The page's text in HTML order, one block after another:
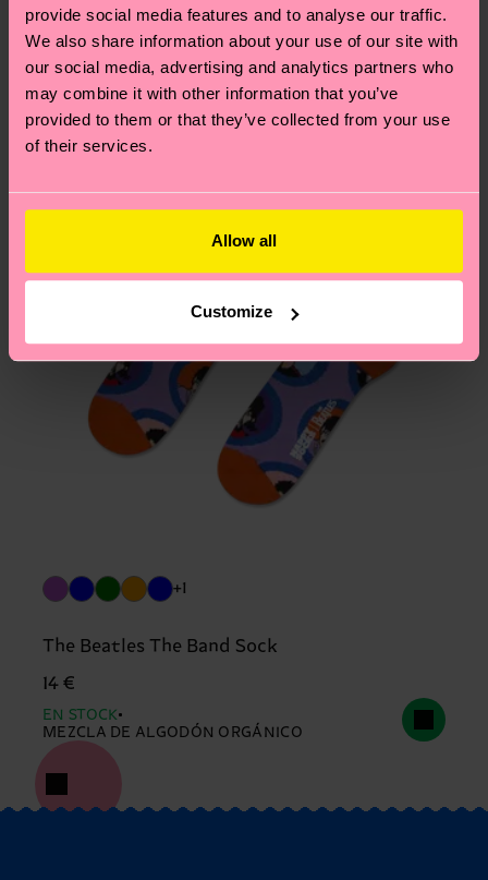
provide social media features and to analyse our traffic.
We also share information about your use of our site with
our social media, advertising and analytics partners who
may combine it with other information that you’ve
provided to them or that they’ve collected from your use
of their services.
Allow all
Customize
¿Tienes dudas sobre las devoluciones? Visita
nuestra página deDevolucionespara ver las
respuestas a las preguntas más frecuentes.
Special Edition
+1
The Beatles The Band Sock
14 €
EN STOCK
MEZCLA DE ALGODÓN ORGÁNICO